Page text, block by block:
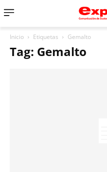
Inicio Etiquetas Gemalto
Tag: Gemalto